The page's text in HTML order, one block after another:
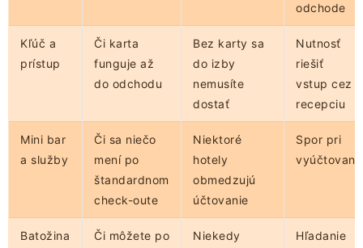
odchode
Kľúč a
prístup
Či karta
funguje až
do odchodu
Bez karty sa
do izby
nemusíte
dostať
Nutnosť
riešiť
vstup cez
recepciu
Mini bar
a služby
Či sa niečo
mení po
štandardnom
check-oute
Niektoré
hotely
obmedzujú
účtovanie
Spor pri
vyúčtovaní
Batožina
Či môžete po
Niekedy
Hľadanie